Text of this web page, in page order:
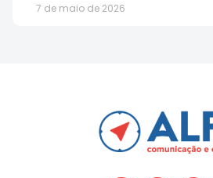
7 de maio de 2026